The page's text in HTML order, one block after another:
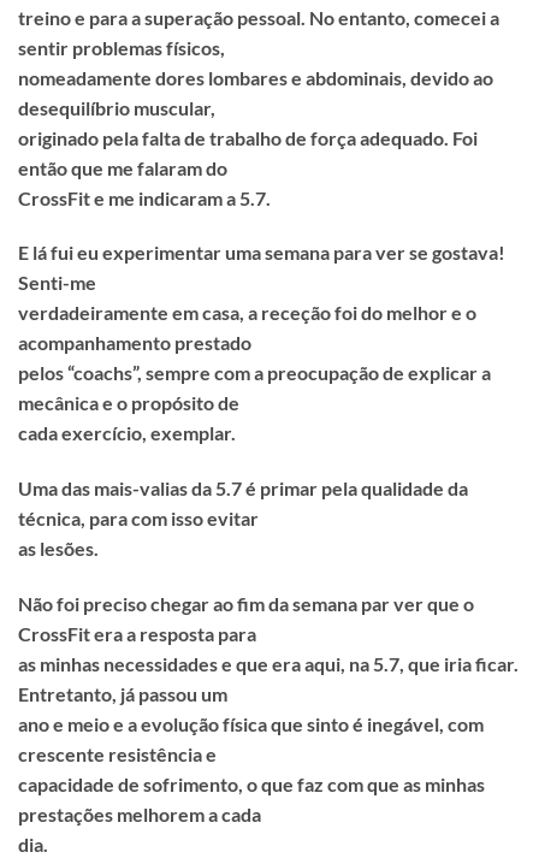
treino e para a superação pessoal. No entanto, comecei a
sentir problemas físicos,
nomeadamente dores lombares e abdominais, devido ao
desequilíbrio muscular,
originado pela falta de trabalho de força adequado. Foi
então que me falaram do
CrossFit e me indicaram a 5.7.
E lá fui eu experimentar uma semana para ver se gostava!
Senti-me
verdadeiramente em casa, a receção foi do melhor e o
acompanhamento prestado
pelos “coachs”, sempre com a preocupação de explicar a
mecânica e o propósito de
cada exercício, exemplar.
Uma das mais-valias da 5.7 é primar pela qualidade da
técnica, para com isso evitar
as lesões.
Não foi preciso chegar ao fim da semana par ver que o
CrossFit era a resposta para
as minhas necessidades e que era aqui, na 5.7, que iria ficar.
Entretanto, já passou um
ano e meio e a evolução física que sinto é inegável, com
crescente resistência e
capacidade de sofrimento, o que faz com que as minhas
prestações melhorem a cada
dia.